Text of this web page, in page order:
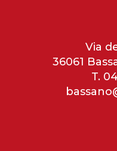
Via
36061
T.